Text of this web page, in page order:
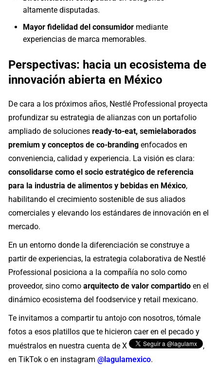
altamente disputadas.
Mayor fidelidad del consumidor mediante
experiencias de marca memorables.
Perspectivas: hacia un ecosistema de
innovación abierta en México
De cara a los próximos años, Nestlé Professional proyecta
profundizar su estrategia de alianzas con un portafolio
ampliado de solucionesready-to-eat, semielaborados
premium y conceptos de co-branding enfocados en
conveniencia, calidad y experiencia. La visión es clara:
consolidarse como el socio estratégico de referencia
para la industria de alimentos y bebidas en México,
habilitando el crecimiento sostenible de sus aliados
comerciales y elevando los estándares de innovación en el
mercado.
En un entorno donde la diferenciación se construye a
partir de experiencias, la estrategia colaborativa de Nestlé
Professional posiciona a la compañía no solo como
proveedor, sino comoarquitecto de valor compartido en el
dinámico ecosistema del foodservice y retail mexicano.
Te invitamos a compartir tu antojo con nosotros, tómale
fotos a esos platillos que te hicieron caer en el pecado y
muéstralos en nuestra cuenta de X
,
en TikTok o en instagram@lagulamexico.